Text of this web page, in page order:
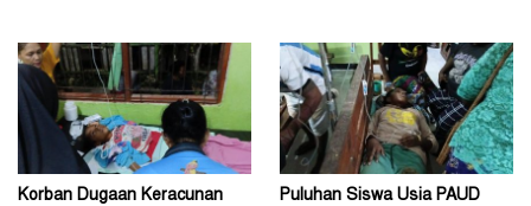
Korban Dugaan Keracunan
Puluhan Siswa Usia PAUD